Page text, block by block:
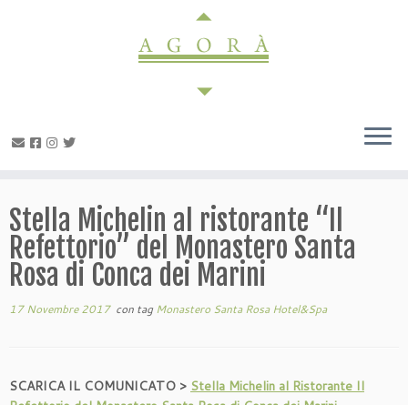
Stella Michelin al ristorante “Il
Refettorio” del Monastero Santa
Rosa di Conca dei Marini
17 Novembre 2017con tagMonastero Santa Rosa Hotel&Spa
SCARICA IL COMUNICATO > Stella Michelin al Ristorante Il